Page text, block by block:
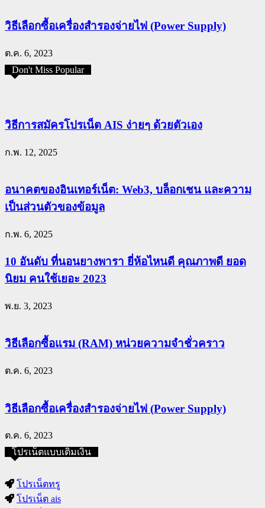
วิธีเลือกซื้อเครื่องสำรองจ่ายไฟ (Power Supply)
ต.ค. 6, 2023
Don't Miss Popular
วิธีการสมัครโปรเน็ต AIS ง่ายๆ ด้วยตัวเอง
ก.พ. 12, 2025
อนาคตของอินเทอร์เน็ต: Web3, บล็อกเชน และความ
เป็นส่วนตัวของข้อมูล
ก.พ. 6, 2025
10 อันดับ ที่นอนยางพารา ยี่ห้อไหนดี คุณภาพดี ยอด
นิยม คนใช้เยอะ 2023
พ.ย. 3, 2023
วิธีเลือกซื้อแรม (RAM) หน่วยความจำชั่วคราว
ต.ค. 6, 2023
วิธีเลือกซื้อเครื่องสำรองจ่ายไฟ (Power Supply)
ต.ค. 6, 2023
โปรเน็ตแบบเติมเงิน
โปรเน็ตทรู
โปรเน็ต ais